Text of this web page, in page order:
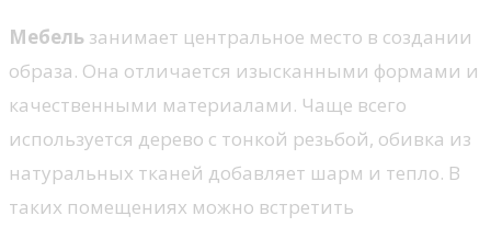
Мебель занимает центральное место в создании
образа. Она отличается изысканными формами и
качественными материалами. Чаще всего
используется дерево с тонкой резьбой, обивка из
натуральных тканей добавляет шарм и тепло. В
таких помещениях можно встретить